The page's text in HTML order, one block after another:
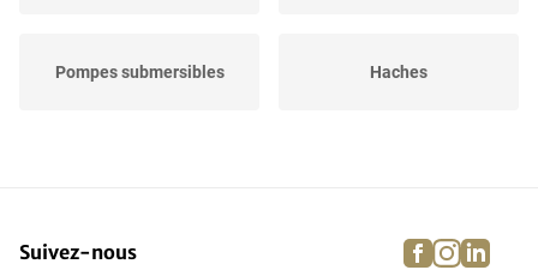
Pompes submersibles Haches
Épandeur de sel Scarificateurs
Suivez-nous facebook